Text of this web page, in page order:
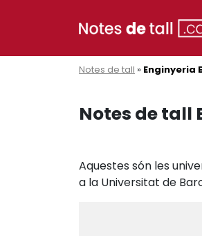
Notes de tall » Enginyeria
Notes de tall
Aquestes són les
a la Universitat de